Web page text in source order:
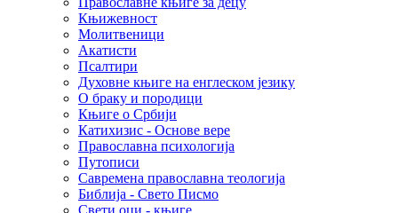
Књижевност
Молитвеници
Акатисти
Псалтири
Духовне књиге на енглеском језику
О браку и породици
Књиге о Србији
Катихизис - Основе вере
Православна психологија
Путописи
Савремена православна теологија
Библија - Свето Писмо
Свети оци - књиге